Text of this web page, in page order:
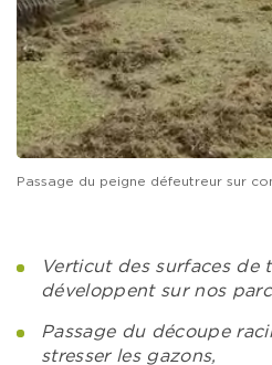
Passage du peigne défeutreur sur
Verticut des surfaces de
développent sur nos
Passage du découpe
stresser les gazons,